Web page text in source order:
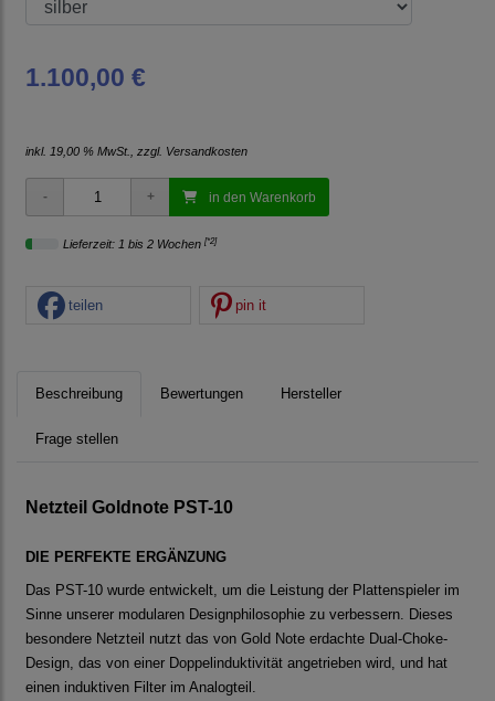
1.100,00 €
inkl. 19,00 % MwSt., zzgl. Versandkosten
in den Warenkorb
Lieferzeit: 1 bis 2 Wochen [*2]
teilen pin it
Beschreibung Bewertungen Hersteller
Frage stellen
Netzteil Goldnote PST-10
DIE PERFEKTE ERGÄNZUNG
Das PST-10 wurde entwickelt, um die Leistung der Plattenspieler im
Sinne unserer modularen Designphilosophie zu verbessern. Dieses
besondere Netzteil nutzt das von Gold Note erdachte Dual-Choke-
Design, das von einer Doppelinduktivität angetrieben wird, und hat
einen induktiven Filter im Analogteil.